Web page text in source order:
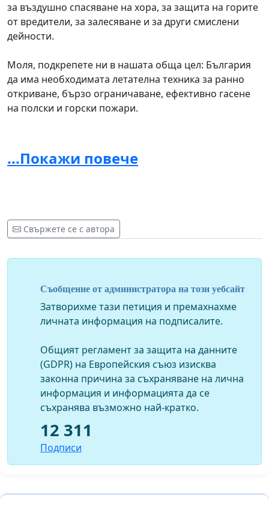
за въздушно спасяване на хора, за защита на горите
от вредители, за залесяване и за други смислени
дейности.
Моля, подкрепете ни в нашата обща цел: България
да има необходимата летателна техника за ранно
откриване, бързо ограничаване, ефективно гасене
на полски и горски пожари.
спасим човешки животи!
опазване на гори в България:
...Покажи повече
Свържете се с автора
Съобщение от администратора на този уебсайт
Затворихме тази петиция и премахнахме
личната информация на подписалите.
Общият регламент за защита на данните
(GDPR) на Европейския съюз изисква
законна причина за съхраняване на лична
информация и информацията да се
съхранява възможно най-кратко.
12 311
Подписи